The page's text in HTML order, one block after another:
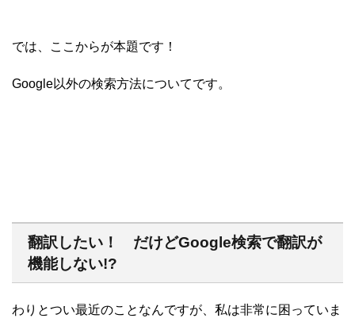
では、ここからが本題です！
Google以外の検索方法についてです。
翻訳したい！ だけどGoogle検索で翻訳が
機能しない!?
わりとつい最近のことなんですが、私は非常に困っていま